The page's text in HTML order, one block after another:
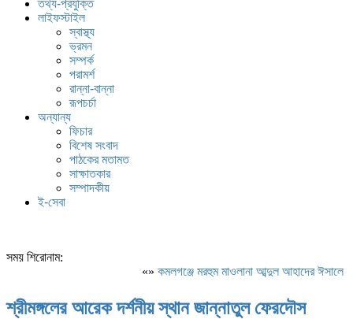
তথ্য-প্রযুক্তি
লাইফস্টাইল
স্বাস্থ্য
ভ্রমন
সম্পর্ক
পরামর্শ
রান্না-বান্না
রূপচর্চা
অন্যান্য
ফিচার
বিশেষ সংবাদ
পাঠকের মতামত
সাক্ষাতকার
সম্পাদকীয়
ই-সেবা
সময় শিরোনাম:
«»কমলগঞ্জে মরহুম মাওলানা আব্দুল আহাদের ঈসালে
শ্রীমঙ্গলের আরেক দর্শনীয় স্থান জান্নাতুল ফেরদৌস